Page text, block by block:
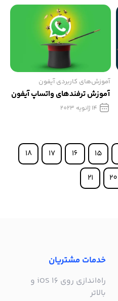
آموزش‌های کاربردی آیفون
آموزش ترفندهای واتساپ آیفون
14 ژانویه 2023
15
16
17
18
20
21
خدمات مشتریان
راه‌اندازی روی iOS 16 و
بالاتر